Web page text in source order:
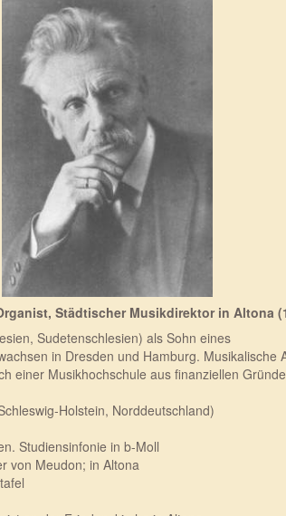
Städtischer Musikdirektor in Altona
Sudetenschlesien) als Sohn eines
in Dresden und Hamburg. Musikalische
einer Musikhochschule aus finanziellen
Holstein, Norddeutschland)
Studiensinfonie in b-Moll
von Meudon; in Altona